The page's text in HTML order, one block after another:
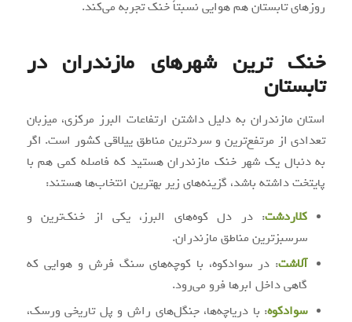
روزهای تابستان هم هوایی نسبتاً خنک تجربه می‌کند.
خنک ترین شهرهای مازندران در
تابستان
استان مازندران به دلیل داشتن ارتفاعات البرز مرکزی، میزبان
تعدادی از مرتفع‌ترین و سردترین مناطق ییلاقی کشور است. اگر
به دنبال یک شهر خنک مازندران هستید که فاصله کمی هم با
پایتخت داشته باشد، گزینه‌های زیر بهترین انتخاب‌ها هستند:
کلاردشت: در دل کوه‌های البرز، یکی از خنک‌ترین و
سرسبزترین مناطق مازندران.
آلاشت: در سوادکوه، با کوچه‌های سنگ‌ فرش و هوایی که
گاهی داخل ابرها فرو می‌رود.
سوادکوه: با دریاچه‌ها، جنگل‌های راش و پل تاریخی ورسک،